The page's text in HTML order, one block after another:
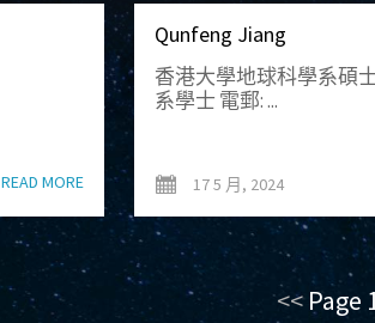
READ MORE
Qunfeng Jiang
香港大學地球科學系碩
系學士 電郵: ...
17 5 月, 2024
<<Page